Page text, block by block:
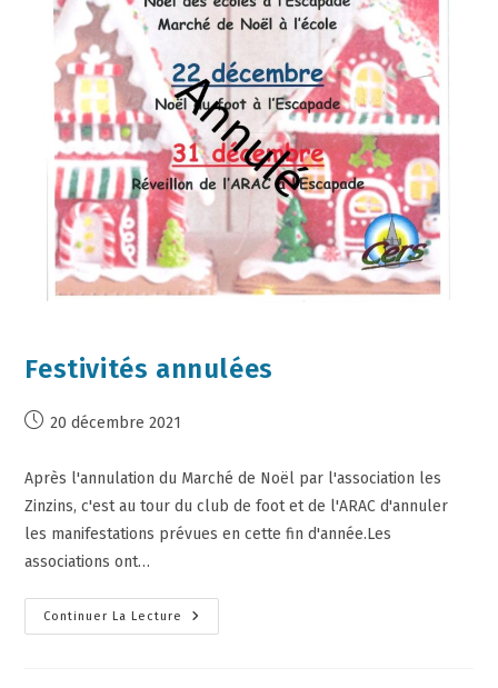
Festivités annulées
20 décembre 2021
Après l'annulation du Marché de Noël par l'association les
Zinzins, c'est au tour du club de foot et de l'ARAC d'annuler
les manifestations prévues en cette fin d'année.Les
associations ont…
Continuer La Lecture